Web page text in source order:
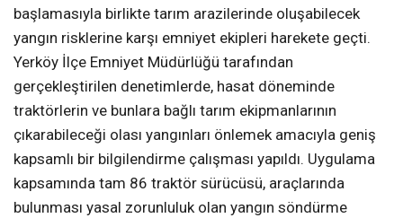
başlamasıyla birlikte tarım arazilerinde oluşabilecek
yangın risklerine karşı emniyet ekipleri harekete geçti.
Yerköy İlçe Emniyet Müdürlüğü tarafından
gerçekleştirilen denetimlerde, hasat döneminde
traktörlerin ve bunlara bağlı tarım ekipmanlarının
çıkarabileceği olası yangınları önlemek amacıyla geniş
kapsamlı bir bilgilendirme çalışması yapıldı. Uygulama
kapsamında tam 86 traktör sürücüsü, araçlarında
bulunması yasal zorunluluk olan yangın söndürme